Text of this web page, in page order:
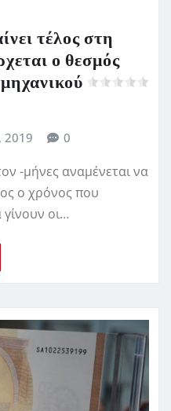
τέλος στη
ο θεσμός
2019 0
-μήνες αναμένεται να
ο χρόνος που
γίνουν οι…